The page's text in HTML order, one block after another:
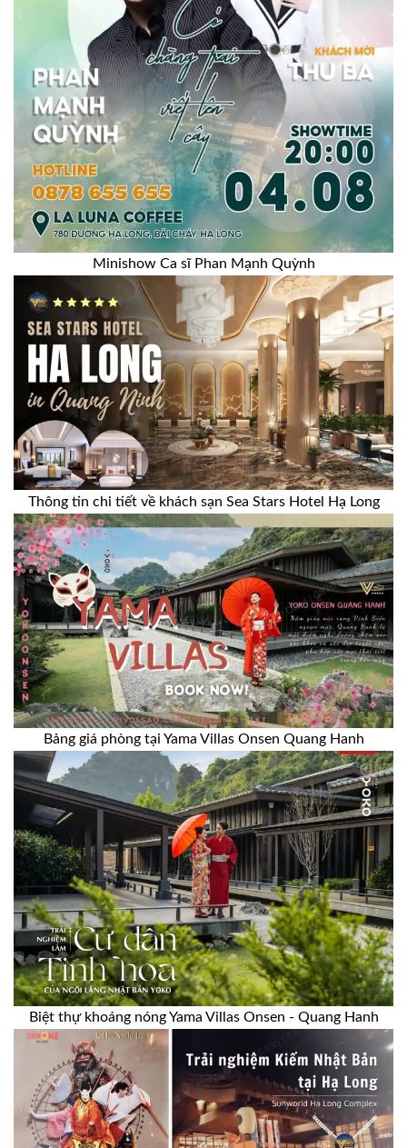
Minishow Ca sĩ Phan Mạnh Quỳnh
Thông tin chi tiết về khách sạn Sea Stars Hotel Hạ Long
Bảng giá phòng tại Yama Villas Onsen Quang Hanh
Biệt thự khoáng nóng Yama Villas Onsen - Quang Hanh